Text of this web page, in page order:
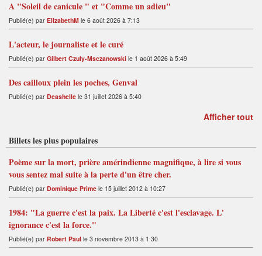
A "Soleil de canicule " et "Comme un adieu"
Publié(e) par ElizabethM le 6 août 2026 à 7:13
L'acteur, le journaliste et le curé
Publié(e) par Gilbert Czuly-Msczanowski le 1 août 2026 à 5:49
Des cailloux plein les poches, Genval
Publié(e) par Deashelle le 31 juillet 2026 à 5:40
Afficher tout
Billets les plus populaires
Poème sur la mort, prière amérindienne magnifique, à lire si vous
vous sentez mal suite à la perte d'un être cher.
Publié(e) par Dominique Prime le 15 juillet 2012 à 10:27
1984: "La guerre c'est la paix. La Liberté c'est l'esclavage. L'
ignorance c'est la force."
Publié(e) par Robert Paul le 3 novembre 2013 à 1:30